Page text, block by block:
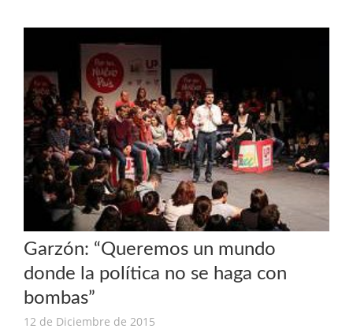
Garzón: “Queremos un mundo
donde la política no se haga con
bombas”
12 de Diciembre de 2015